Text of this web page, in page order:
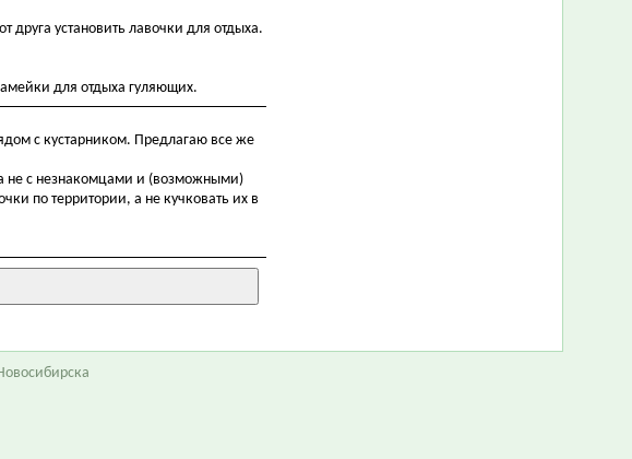
друга установить лавочки для отдыха.
для отдыха гуляющих.
с кустарником. Предлагаю все же
не с незнакомцами и (возможными)
по территории, а не кучковать их в